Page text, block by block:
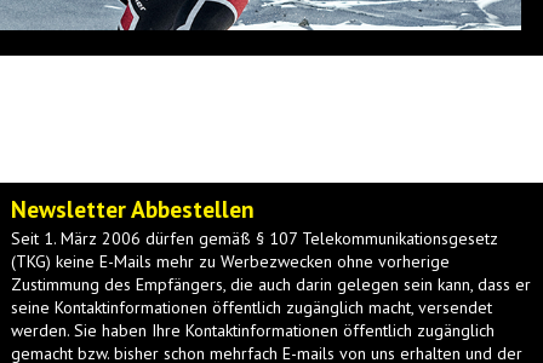
Newsletter Abbestellen
Seit 1. März 2006 dürfen gemäß § 107 Telekommunikationsgesetz
(TKG) keine E-Mails mehr zu Werbezwecken ohne vorherige
Zustimmung des Empfängers, die auch darin gelegen sein kann, dass er
seine Kontaktinformationen öffentlich zugänglich macht, versendet
werden. Sie haben Ihre Kontaktinformationen öffentlich zugänglich
gemacht bzw. bisher schon mehrfach E-mails von uns erhalten und der